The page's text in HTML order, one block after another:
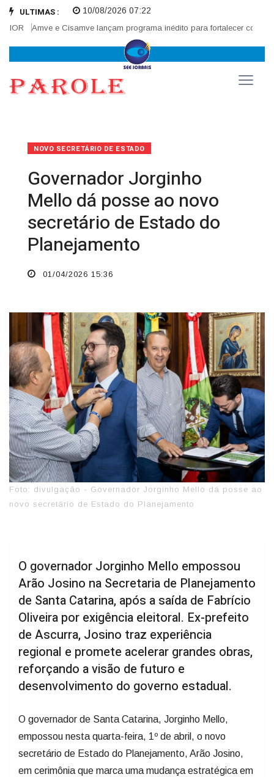
ULTIMAS :
Amve e Cisamve lançam programa inédito para fortalecer
10/08/2026 07:22
NOVO SECRETÁRIO DE ESTADO
Governador Jorginho
Mello dá posse ao novo
secretário de Estado do
Planejamento
01/04/2026 15:36
Foto: divulgação - Governador Jorginho Mello dá posse ao
novo secretário de Estado do Planejamento
O governador Jorginho Mello empossou
Arão Josino na Secretaria de Planejamento
de Santa Catarina, após a saída de Fabrício
Oliveira por exigência eleitoral. Ex-prefeito
de Ascurra, Josino traz experiência
regional e promete acelerar grandes obras,
reforçando a visão de futuro e
desenvolvimento do governo estadual.
O governador de Santa Catarina, Jorginho Mello,
empossou nesta quarta-feira, 1º de abril, o novo
secretário de Estado do Planejamento, Arão Josino,
em cerimônia que marca uma mudança estratégica em